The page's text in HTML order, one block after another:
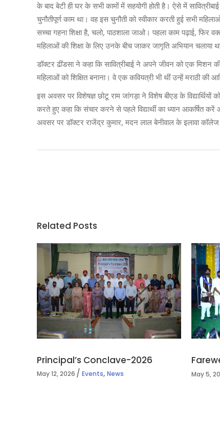
के बाद बेटी ही घर के सभी कामों में सहयोगी होती है। ऐसे में
चुनौतीपूर्ण काम था। वह इस चुनौती को स्वीकार करती हुई सभी
सच्चा गहना शिक्षा है, चलो, पाठशाला जाओ। पहला काम पढ़ाई,
महिलाओं की शिक्षा के लिए उनके बीच जाकर जागृति अभियान चलाया
डॉक्टर ढींडसा ने कहा कि सावित्रीबाई ने अपने जीवन को एक मिशन
महिलाओं को शिक्षित बनाना। वे एक कवियत्री भी थीं उन्हें मराठी
इस अवसर पर विशेषज्ञ छोटू राम जांगड़ा ने विशेष बीएड के विद्यार्थियों
करते हुए कहा कि संचार करने से पहले विद्यार्थी का ध्यान आकर्षित
अवसर पर डॉक्टर राजेंद्र कुमार, मदन लाल बेनीवाल के इलावा कॉलेज
Related Posts
Principal’s Conclave-2026
May 12, 2026 Events, News May 5,